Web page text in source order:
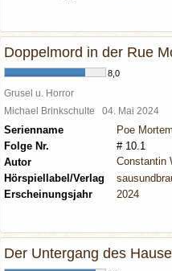
Doppelmord in der Rue
8,0
Grusel u. Horror
Michael Brinkschulte 04. Mai 2024
Serienname
Poe Mortem
Folge Nr.
# 10.1
Autor
Constantin
Hörspiellabel/Verlag
Erscheinungsjahr
2024
Der Untergang des